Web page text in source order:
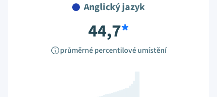
Anglický jazyk
44,7*
průměrné percentilové umístění